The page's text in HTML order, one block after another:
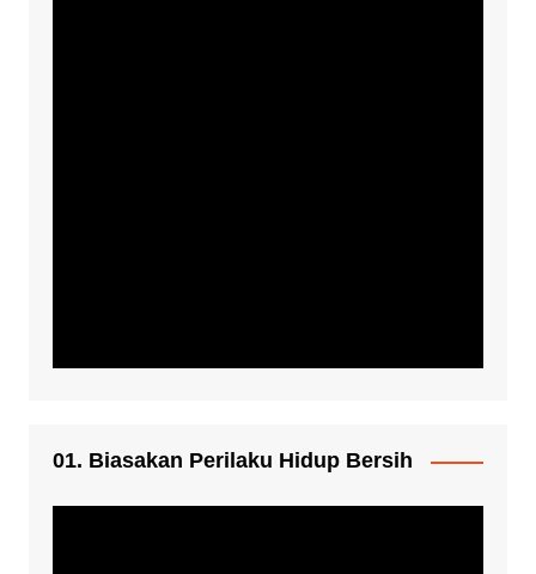
01. Biasakan Perilaku Hidup Bersih